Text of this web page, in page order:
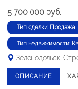
5 700 000 руб.
Тип сделки: Продажа
Тип недвижимости:
Зеленодольск,
ОПИСАНИЕ